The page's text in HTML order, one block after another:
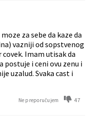
za sebe da kaze da
vazniji od sopstvenog
Imam utisak da
postuje i ceni ovu zenu i
uzalud. Svaka cast i
Ne preporučujem 47